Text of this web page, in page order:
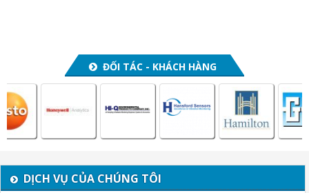
ĐỐI TÁC - KHÁCH HÀNG
DỊCH VỤ CỦA CHÚNG TÔI